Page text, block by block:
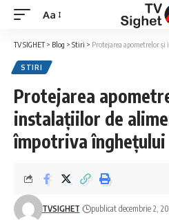
Font
Resizer
Aa
TV SIGHET> Blog > Stiri > Protejarea apometrelor și
STIRI
Protejarea
instalațiilor de
împotriva înghețului
TVSIGHET publicat decembrie 2,